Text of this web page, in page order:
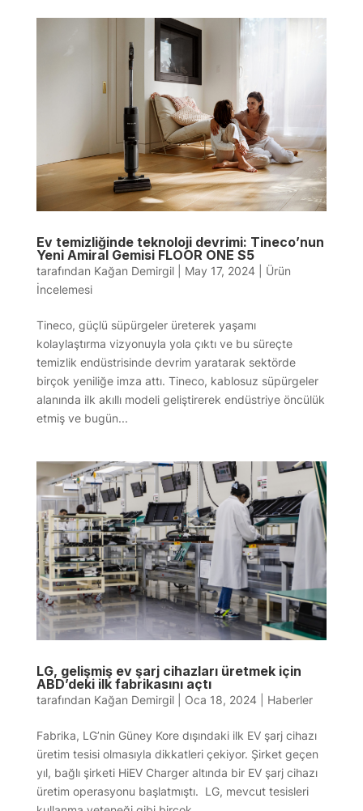
Ev temizliğinde teknoloji devrimi: Tineco’nun
Yeni Amiral Gemisi FLOOR ONE S5
tarafından Kağan Demirgil| May 17, 2024| Ürün
İncelemesi
Tineco, güçlü süpürgeler üreterek yaşamı
kolaylaştırma vizyonuyla yola çıktı ve bu süreçte
temizlik endüstrisinde devrim yaratarak sektörde
birçok yeniliğe imza attı. Tineco, kablosuz süpürgeler
alanında ilk akıllı modeli geliştirerek endüstriye öncülük
etmiş ve bugün...
LG, gelişmiş ev şarj cihazları üretmek için
ABD’deki ilk fabrikasını açtı
tarafından Kağan Demirgil| Oca 18, 2024| Haberler
Fabrika, LG’nin Güney Kore dışındaki ilk EV şarj cihazı
üretim tesisi olmasıyla dikkatleri çekiyor. Şirket geçen
yıl, bağlı şirketi HiEV Charger altında bir EV şarj cihazı
üretim operasyonu başlatmıştı. LG, mevcut tesisleri